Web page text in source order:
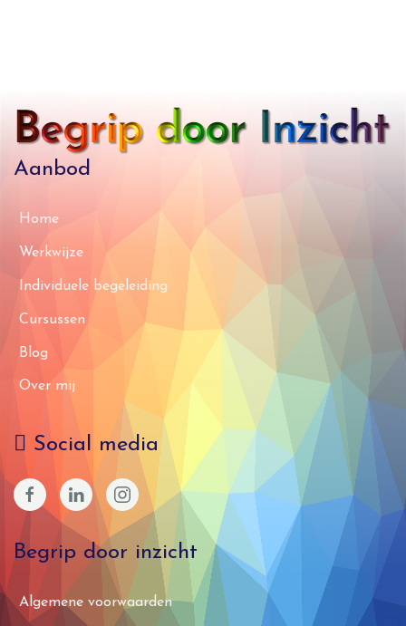
Aanbod
Home
Werkwijze
Individuele begeleiding
Cursussen
Blog
Over mij
Social media
Begrip door inzicht
Algemene voorwaarden